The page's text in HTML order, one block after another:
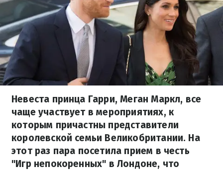
Невеста принца Гарри, Меган Маркл, все
чаще участвует в мероприятиях, к
которым причастны представители
королевской семьи Великобритании. На
этот раз пара посетила прием в честь
"Игр непокоренных" в Лондоне, что